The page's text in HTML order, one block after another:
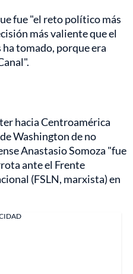
fue "el reto político más
más valiente que el
tomado, porque era
hacia Centroamérica
Washington de no
Anastasio Somoza "fue
ante el Frente
(FSLN, marxista) en